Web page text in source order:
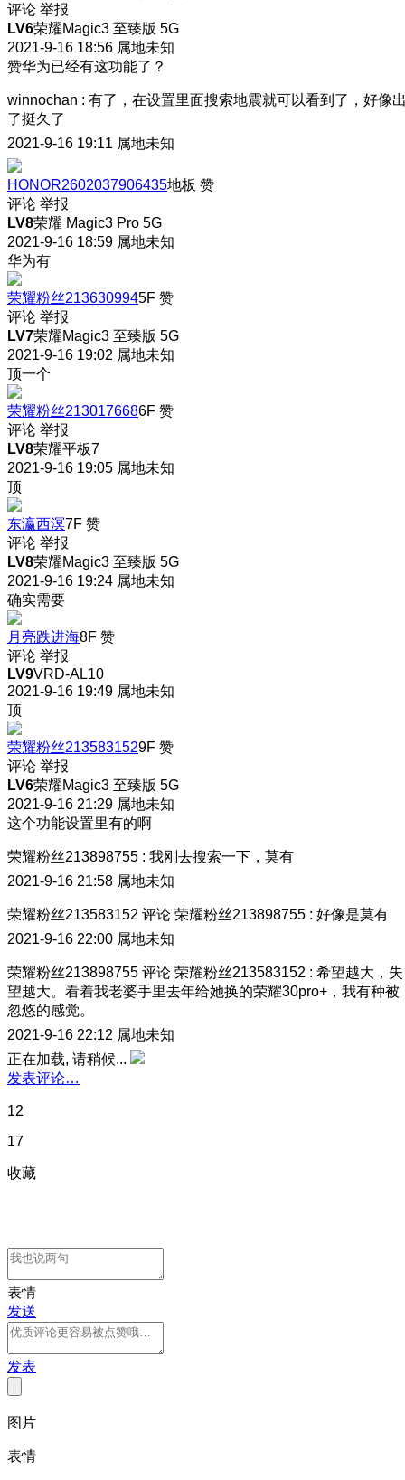
评论 举报
LV6荣耀Magic3 至臻版 5G
2021-9-16 18:56 属地未知
赞华为已经有这功能了？
winnochan : 有了，在设置里面搜索地震就可以看到了，好像
了挺久了
2021-9-16 19:11 属地未知
HONOR2602037906435地板 赞
评论 举报
LV8荣耀 Magic3 Pro 5G
2021-9-16 18:59 属地未知
华为有
荣耀粉丝2136309945F 赞
评论 举报
LV7荣耀Magic3 至臻版 5G
2021-9-16 19:02 属地未知
顶一个
荣耀粉丝2130176686F 赞
评论 举报
LV8荣耀平板7
2021-9-16 19:05 属地未知
顶
东瀛西溟7F 赞
评论 举报
LV8荣耀Magic3 至臻版 5G
2021-9-16 19:24 属地未知
确实需要
月亮跌进海8F 赞
评论 举报
LV9VRD-AL10
2021-9-16 19:49 属地未知
顶
荣耀粉丝2135831529F 赞
评论 举报
LV6荣耀Magic3 至臻版 5G
2021-9-16 21:29 属地未知
这个功能设置里有的啊
荣耀粉丝213898755 : 我刚去搜索一下，莫有
2021-9-16 21:58 属地未知
荣耀粉丝213583152 评论 荣耀粉丝213898755 : 好像是莫有
2021-9-16 22:00 属地未知
荣耀粉丝213898755 评论 荣耀粉丝213583152 : 希望越大，失
望越大。看着我老婆手里去年给她换的荣耀30pro+，我有种被
忽悠的感觉。
2021-9-16 22:12 属地未知
正在加载, 请稍候...
发表评论…
12
17
收藏
表情
发送
发表
图片
表情